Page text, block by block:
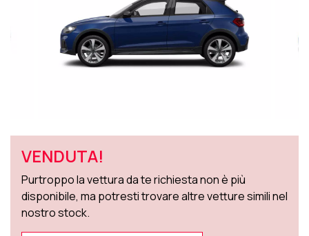
VENDUTA!
Purtroppo la vettura da te richiesta non è più
disponibile, ma potresti trovare altre vetture simili nel
nostro stock.